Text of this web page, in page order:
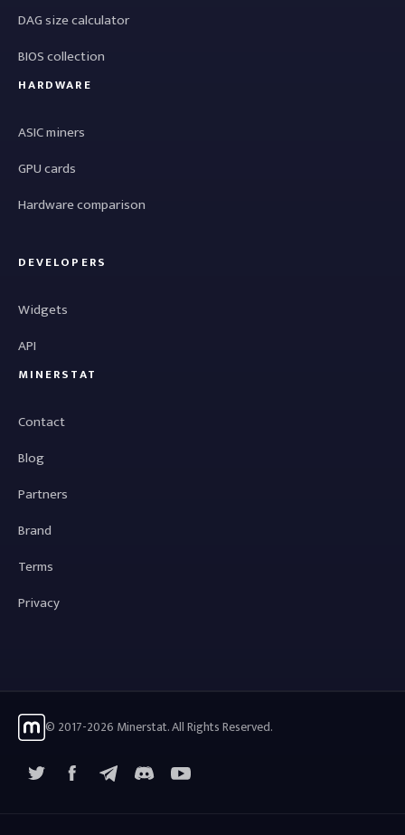
DAG size calculator
BIOS collection
HARDWARE
ASIC miners
GPU cards
Hardware comparison
DEVELOPERS
Widgets
API
MINERSTAT
Contact
Blog
Partners
Brand
Terms
Privacy
© 2017-2026 Minerstat. All Rights Reserved.
FacebookTelegramYouTube